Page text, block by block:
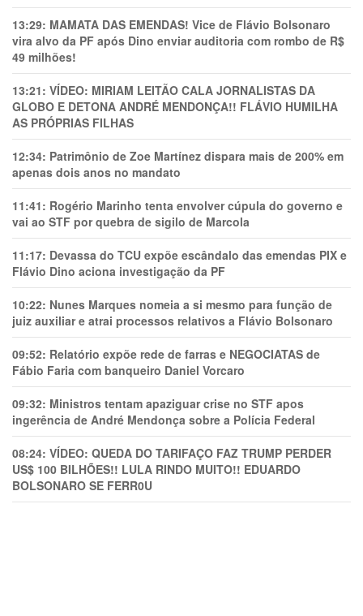
13:29: MAMATA DAS EMENDAS! Vice de Flávio Bolsonaro
vira alvo da PF após Dino enviar auditoria com rombo de R$
49 milhões!
13:21: VÍDEO: MIRIAM LEITÃO CALA JORNALISTAS DA
GLOBO E DETONA ANDRÉ MENDONÇA!! FLÁVIO HUMILHA
AS PRÓPRIAS FILHAS
12:34: Patrimônio de Zoe Martínez dispara mais de 200% em
apenas dois anos no mandato
11:41: Rogério Marinho tenta envolver cúpula do governo e
vai ao STF por quebra de sigilo de Marcola
11:17: Devassa do TCU expõe escândalo das emendas PIX e
Flávio Dino aciona investigação da PF
10:22: Nunes Marques nomeia a si mesmo para função de
juiz auxiliar e atrai processos relativos a Flávio Bolsonaro
09:52: Relatório expõe rede de farras e NEGOCIATAS de
Fábio Faria com banqueiro Daniel Vorcaro
09:32: Ministros tentam apaziguar crise no STF apos
ingerência de André Mendonça sobre a Polícia Federal
08:24: VÍDEO: QUEDA DO TARIFAÇO FAZ TRUMP PERDER
US$ 100 BILHÕES!! LULA RINDO MUITO!! EDUARDO
BOLSONARO SE FERR0U